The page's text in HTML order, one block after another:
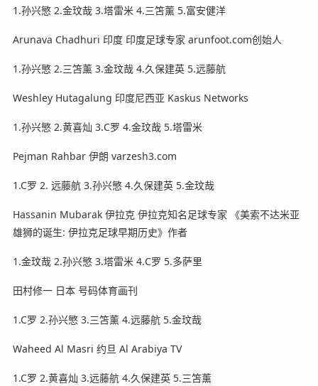
1.孙兴慜 2.金玟哉 3.塔雷米 4.三笘薰 5.富安健洋
Arunava Chadhuri 印度 印度足球专家 arunfoot.com创始人
1.孙兴慜 2.三笘薰 3.金玟哉 4.久保建英 5.远藤航
Weshley Hutagalung 印度尼西亚 Kaskus Networks
1.孙兴慜 2.黄喜灿 3.C罗 4.金玟哉 5.塔雷米
Pejman Rahbar 伊朗 varzesh3.com
1.C罗 2. 远藤航 3.孙兴慜 4.久保建英 5.金玟哉
Hassanin Mubarak 伊拉克 伊拉克知名足球专家 《美索不达米亚
雄狮的诞生: 伊拉克足球早期历史》作者
1.金玟哉 2.孙兴慜 3.塔雷米 4.C罗 5.多萨里
田村修一 日本 号码体育画刊
1.C罗 2.孙兴慜 3.三笘薰 4.远藤航 5.金玟哉
Waheed Al Masri 约旦 Al Arabiya TV
1.C罗 2.黄喜灿 3.远藤航 4.久保建英 5.三笘薰